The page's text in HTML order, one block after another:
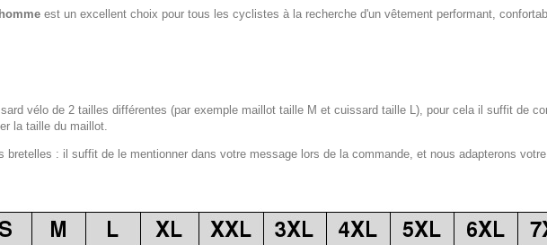
est un excellent choix pour tous les cyclistes à la recherche d'un vêtement performant,
vélo de 2 tailles différentes (par exemple maillot taille M et cuissard taille L), pour cela il suffit de
la taille du maillot.
bretelles : il suffit de le mentionner dans votre message lors de la commande, et nous adapterons